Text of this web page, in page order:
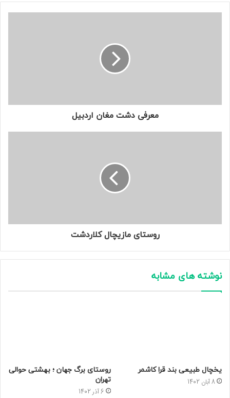
معرفی دشت مغان اردبیل
روستای مازیچال کلاردشت
نوشته های مشابه
یخچال طبیعی بند قرا کاشمر
8 آبان 1402
روستای برگ جهان ؛ بهشتی حوالی
تهران
6 آذر 1402